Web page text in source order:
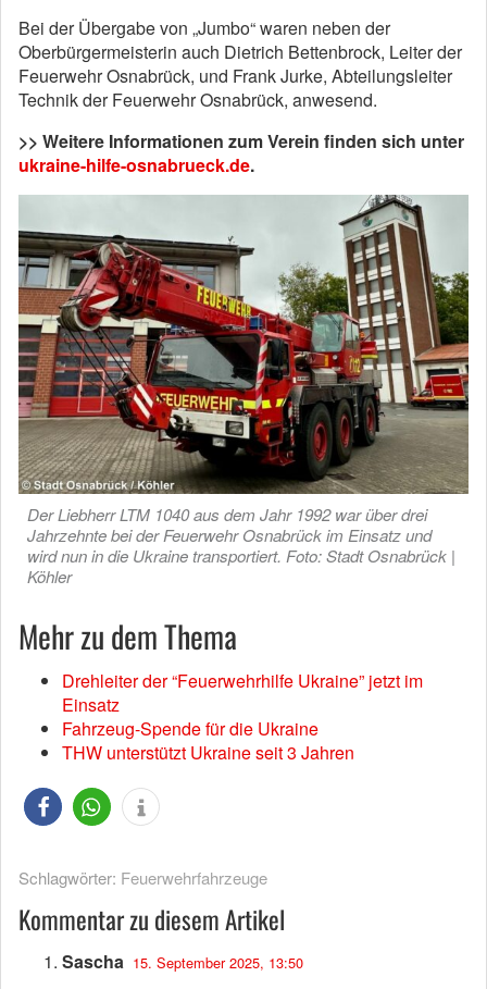
Bei der Übergabe von „Jumbo“ waren neben der
Oberbürgermeisterin auch Dietrich Bettenbrock, Leiter der
Feuerwehr Osnabrück, und Frank Jurke, Abteilungsleiter
Technik der Feuerwehr Osnabrück, anwesend.
>> Weitere Informationen zum Verein finden sich unter
ukraine-hilfe-osnabrueck.de.
Der Liebherr LTM 1040 aus dem Jahr 1992 war über drei
Jahrzehnte bei der Feuerwehr Osnabrück im Einsatz und
wird nun in die Ukraine transportiert. Foto: Stadt Osnabrück |
Köhler
Mehr zu dem Thema
Drehleiter der “Feuerwehrhilfe Ukraine” jetzt im
Einsatz
Fahrzeug-Spende für die Ukraine
THW unterstützt Ukraine seit 3 Jahren
Schlagwörter: Feuerwehrfahrzeuge
Kommentar zu diesem Artikel
Sascha 15. September 2025, 13:50